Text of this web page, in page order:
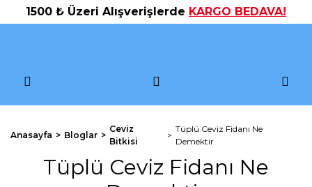
1500 ₺ Üzeri Alışverişlerde KARGO BEDAVA!
Anasayfa Bloglar
Ceviz
Bitkisi
Tüplü Ceviz Fidanı Ne
Demektir
Tüplü Ceviz Fidanı Ne